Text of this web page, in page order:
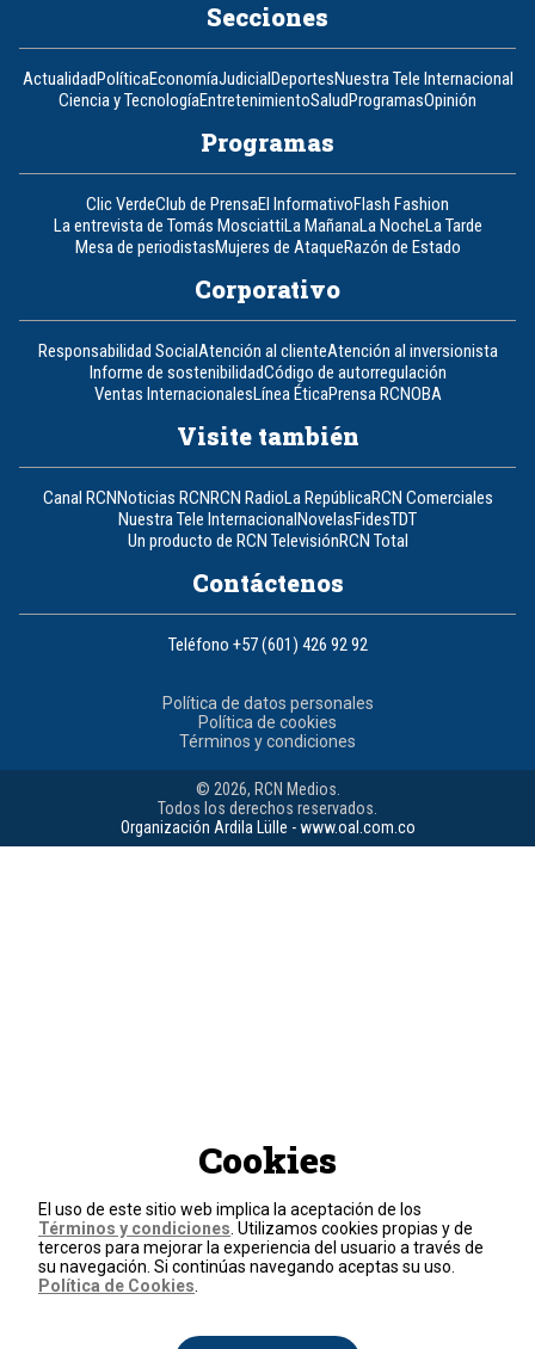
Secciones
ActualidadPolíticaEconomíaJudicialDeportesNuestra Tele Internacional
Ciencia y TecnologíaEntretenimientoSaludProgramasOpinión
Programas
Clic VerdeClub de PrensaEl InformativoFlash Fashion
La entrevista de Tomás MosciattiLa MañanaLa NocheLa Tarde
Mesa de periodistasMujeres de AtaqueRazón de Estado
Corporativo
Responsabilidad SocialAtención al clienteAtención al inversionista
Informe de sostenibilidadCódigo de autorregulación
Ventas InternacionalesLínea ÉticaPrensa RCNOBA
Visite también
Canal RCNNoticias RCNRCN RadioLa RepúblicaRCN Comerciales
Nuestra Tele InternacionalNovelasFidesTDT
Un producto de RCN TelevisiónRCN Total
Contáctenos
Teléfono +57 (601) 426 92 92
Política de datos personales
Política de cookies
Términos y condiciones
© 2026, RCN Medios.
Todos los derechos reservados.
Organización Ardila Lülle - www.oal.com.co
Cookies
El uso de este sitio web implica la aceptación de los
Términos y condiciones . Utilizamos cookies propias y de
terceros para mejorar la experiencia del usuario a través de
su navegación. Si continúas navegando aceptas su uso.
Política de Cookies